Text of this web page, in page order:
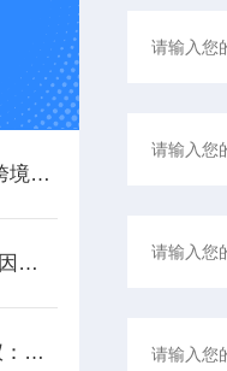
蓝景科技 黄金真假鉴定仪 跨境黄金贸易合规性快速筛查平台
二氧化硫蒸馏仪管子爆裂原因分析与预防
蓝景科技 叶绿素荧光测定仪：植物生理研究的得力助手